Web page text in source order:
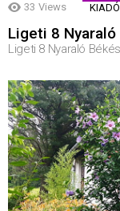
33 Views
Ligeti 8
Ligeti 8 Nyaraló